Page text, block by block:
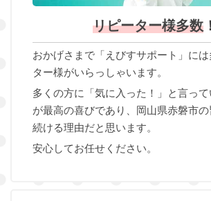
リピーター様多数 ！
おかげさまで「えびすサポート」に
ター様がいらっしゃいます。
多くの方に「気に入った！」と言っ
が最高の喜びであり、岡山県赤磐市
続ける理由だと思います。
安心してお任せください。